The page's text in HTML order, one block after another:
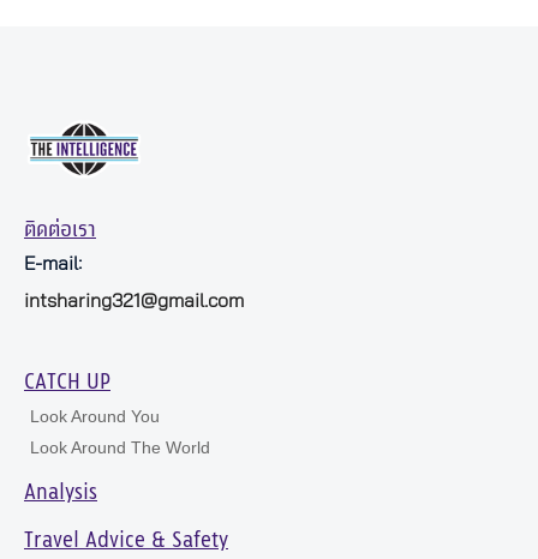
ติดต่อเรา
E-mail:
intsharing321@gmail.com
CATCH UP
Look Around You
Look Around The World
Analysis
Travel Advice & Safety